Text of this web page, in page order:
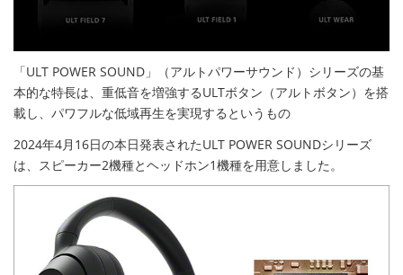
「ULT POWER SOUND」（アルトパワーサウンド）シリーズの基
本的な特長は、重低音を増強するULTボタン（アルトボタン）を搭
載し、パワフルな低域再生を実現するというもの
2024年4月16日の本日発表されたULT POWER SOUNDシリーズ
は、スピーカー2機種とヘッドホン1機種を用意しました。